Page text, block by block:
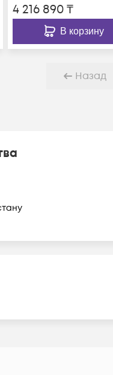
4 216 890₸
В корзину
Назад